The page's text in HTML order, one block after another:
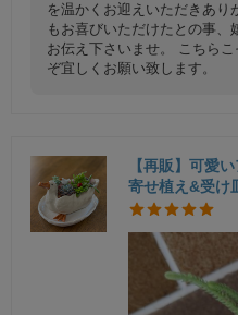
を温かくお迎えいただきあり
もお喜びいただけたとの事
お伝え下さいませ。 こちら
ぞ宜しくお願い致します。
【再販】可愛
寄せ植え&受け